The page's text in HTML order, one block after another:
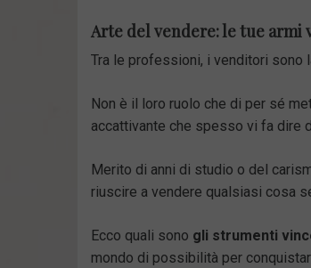
Arte del vendere: le tue armi
Tra le professioni, i venditori sono
Non è il loro ruolo che di per sé
accattivante che spesso vi fa dire
Merito di anni di studio o del
riuscire a vendere qualsiasi cosa
Ecco quali sono gli strumenti
mondo di possibilità per